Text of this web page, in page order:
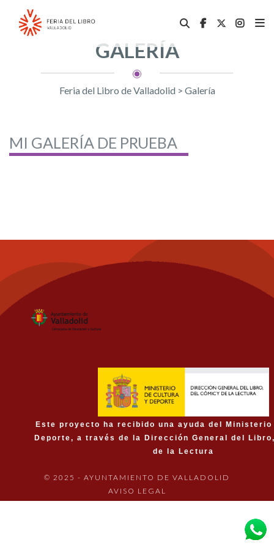
GALERÍA
Feria del Libro de Valladolid > Galería
MI GALERÍA DE PRUEBA
Este proyecto ha recibido una ayuda del
Deporte, a través de la Dirección General del
de la Lectura
© 2025 - AYUNTAMIENTO DE VALLADOLID
AVISO LEGAL